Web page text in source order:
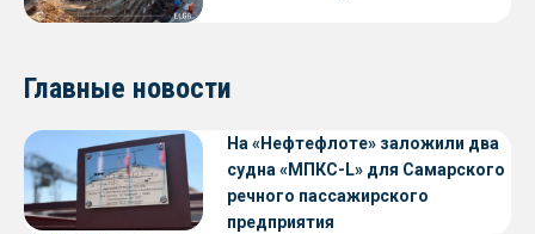
Главные новости
На «Нефтефлоте» заложили два
судна «МПКС-L» для Самарского
речного пассажирского
предприятия